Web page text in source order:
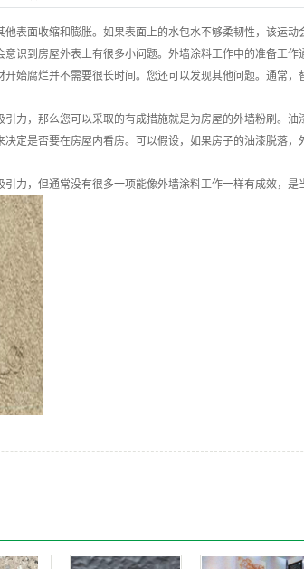
表面收缩和膨胀。如果表面上的水包水不够柔韧性，该运动
识到房屋外表上有很多小问题。外墙涂料工作中的准备工
始腐烂并不需要很长时间。您还可以发现其他问题。通常，
力，那么您可以采取的有成措施就是为房屋的外墙粉刷。
定是否要在房屋内看房。可以假设，如果房子的油漆脱落
力，但通常没有很多一项能像外墙涂料工作一样有成效，是